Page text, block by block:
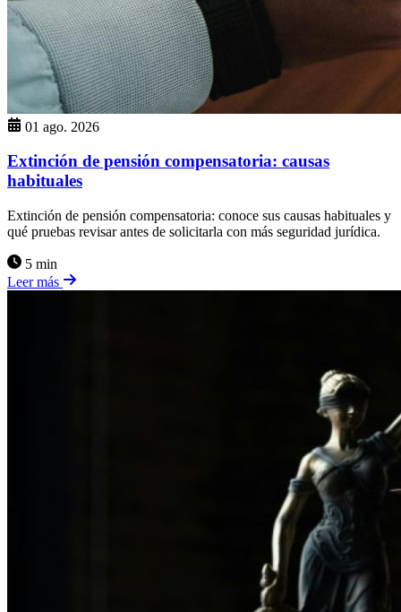
01 ago. 2026
Extinción de pensión compensatoria: causas
habituales
Extinción de pensión compensatoria: conoce sus causas habituales y
qué pruebas revisar antes de solicitarla con más seguridad jurídica.
5 min
Leer más